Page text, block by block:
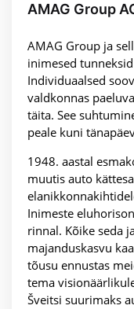
AMAG Group
AMAG Group ja
inimesed
Individuaalsed
valdkonnas
täita. See
peale kuni
1948. aastal
muutis auto
Inimeste
rinnal. Kõike seda
majanduskasvu
tõusu ennustas
tema
Šveitsi suurimaks